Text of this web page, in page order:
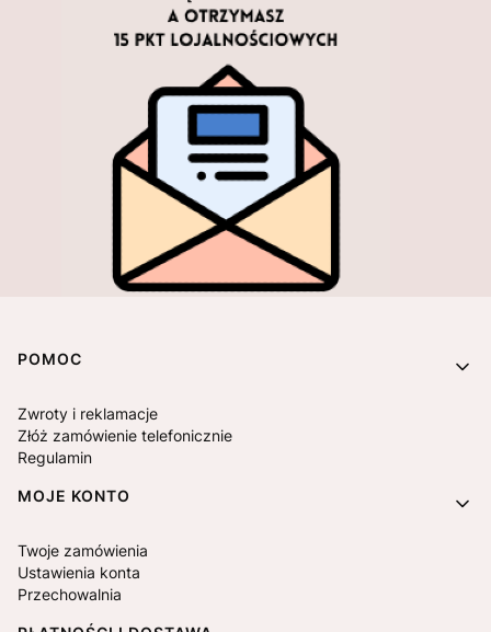
Linki w stopce
POMOC
Zwroty i reklamacje
Złóż zamówienie telefonicznie
Regulamin
MOJE KONTO
Twoje zamówienia
Ustawienia konta
Przechowalnia